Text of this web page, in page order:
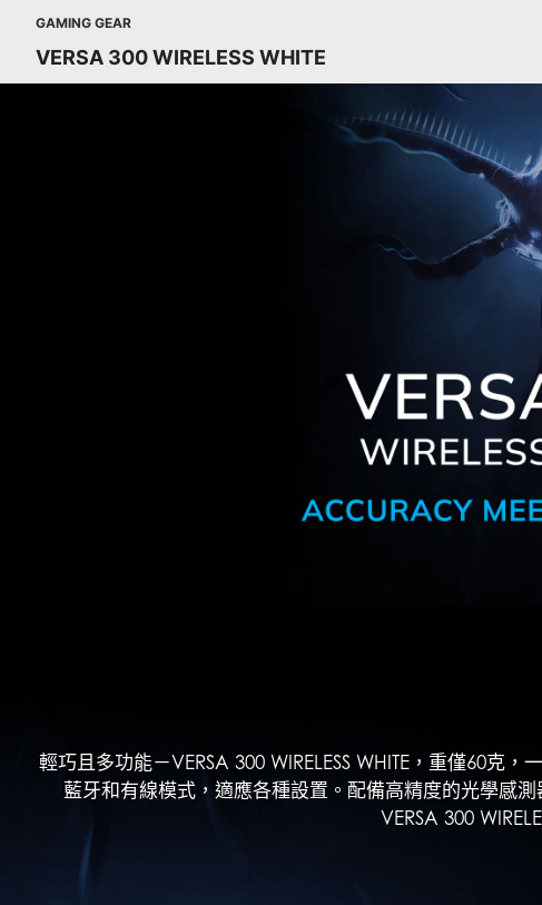
GAMING GEAR
VERSA 300 WIRELESS WHITE
輕巧且多功能－VERSA 300 WIRELESS WHITE，重僅60克
藍牙和有線模式，適應各種設置。配備高精度的光學感
VERSA 300